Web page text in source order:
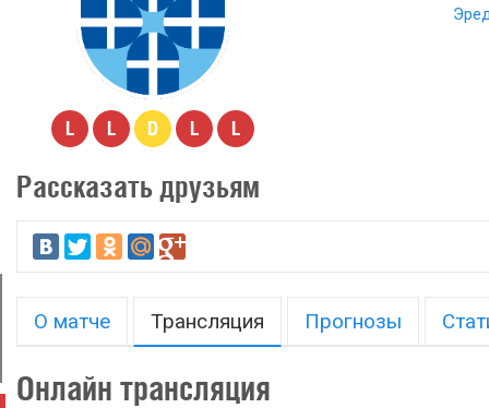
L L D L L
Рассказать друзьям
О матче Трансляция Прогнозы
Онлайн трансляция